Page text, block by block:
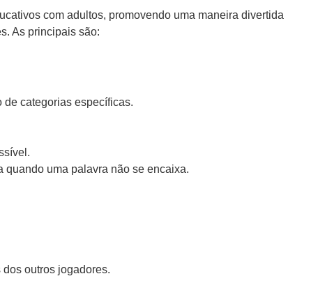
com adultos, promovendo uma maneira divertida
As principais são:
categorias específicas.
uma palavra não se encaixa.
outros jogadores.